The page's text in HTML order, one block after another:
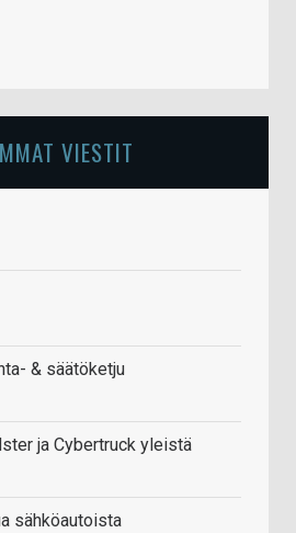
VIESTIT
& säätöketju
ja Cybertruck yleistä
sähköautoista